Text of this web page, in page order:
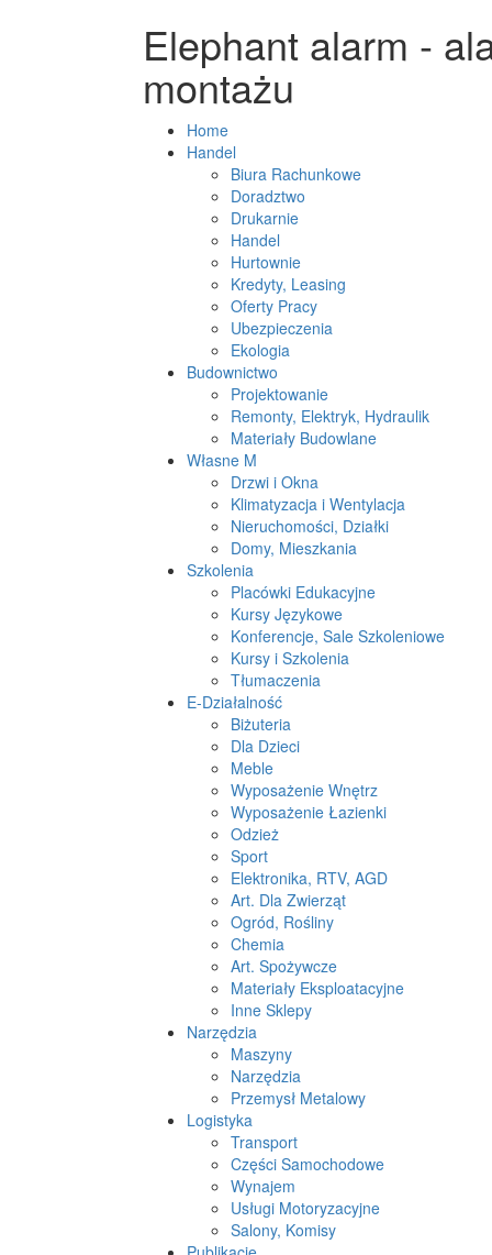
Elephant alarm -
montażu
Home
Handel
Biura Rachunkowe
Doradztwo
Drukarnie
Handel
Hurtownie
Kredyty, Leasing
Oferty Pracy
Ubezpieczenia
Ekologia
Budownictwo
Projektowanie
Remonty, Elektryk, Hydraulik
Materiały Budowlane
Własne M
Drzwi i Okna
Klimatyzacja i Wentylacja
Nieruchomości, Działki
Domy, Mieszkania
Szkolenia
Placówki Edukacyjne
Kursy Językowe
Konferencje, Sale Szkoleniowe
Kursy i Szkolenia
Tłumaczenia
E-Działalność
Biżuteria
Dla Dzieci
Meble
Wyposażenie Wnętrz
Wyposażenie Łazienki
Odzież
Sport
Elektronika, RTV, AGD
Art. Dla Zwierząt
Ogród, Rośliny
Chemia
Art. Spożywcze
Materiały Eksploatacyjne
Inne Sklepy
Narzędzia
Maszyny
Narzędzia
Przemysł Metalowy
Logistyka
Transport
Części Samochodowe
Wynajem
Usługi Motoryzacyjne
Salony, Komisy